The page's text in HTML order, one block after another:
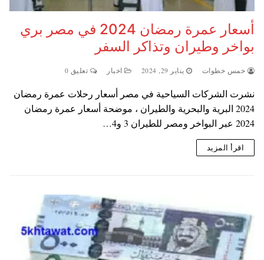
أسعار عمرة رمضان 2024 في مصر بري
بواخر وطيران وتذاكر السفر
خمس خطوات يناير 29, 2024 اخبار تعليق 0
نشرت الشركات السياحية في مصر أسعار رحلات عمرة رمضان
2024 البرية والبحرية والطيران ، موضحة أسعار عمرة رمضان
2024 عبر البواخر ومصر للطيران 3 و4…
اقرأ المزيد